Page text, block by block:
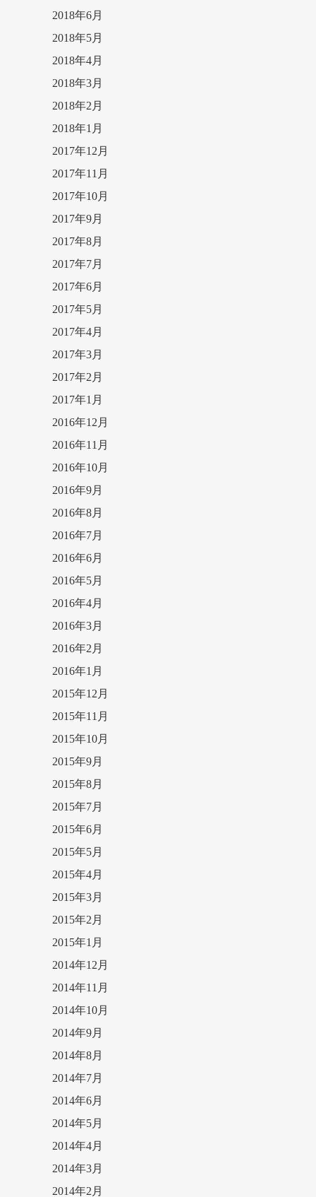
2018年6月
2018年5月
2018年4月
2018年3月
2018年2月
2018年1月
2017年12月
2017年11月
2017年10月
2017年9月
2017年8月
2017年7月
2017年6月
2017年5月
2017年4月
2017年3月
2017年2月
2017年1月
2016年12月
2016年11月
2016年10月
2016年9月
2016年8月
2016年7月
2016年6月
2016年5月
2016年4月
2016年3月
2016年2月
2016年1月
2015年12月
2015年11月
2015年10月
2015年9月
2015年8月
2015年7月
2015年6月
2015年5月
2015年4月
2015年3月
2015年2月
2015年1月
2014年12月
2014年11月
2014年10月
2014年9月
2014年8月
2014年7月
2014年6月
2014年5月
2014年4月
2014年3月
2014年2月